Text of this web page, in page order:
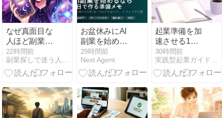
なぜ真面目な
人ほど副業の
AI占いで稼げ
ないのか私が
遠回りして気
要の市場
22時間前
副業探しで迷う人へ、AI占いで収入源を増やす最新活用法
お盆休みにAI
副業を始める
なら？7日で
作るポートフ
ォリオ準備メ
29時間前
Next Agent
起業準備を加
速させる1日
10分の使い方
30時間前
実践型起業ガイド - 1から始める起業